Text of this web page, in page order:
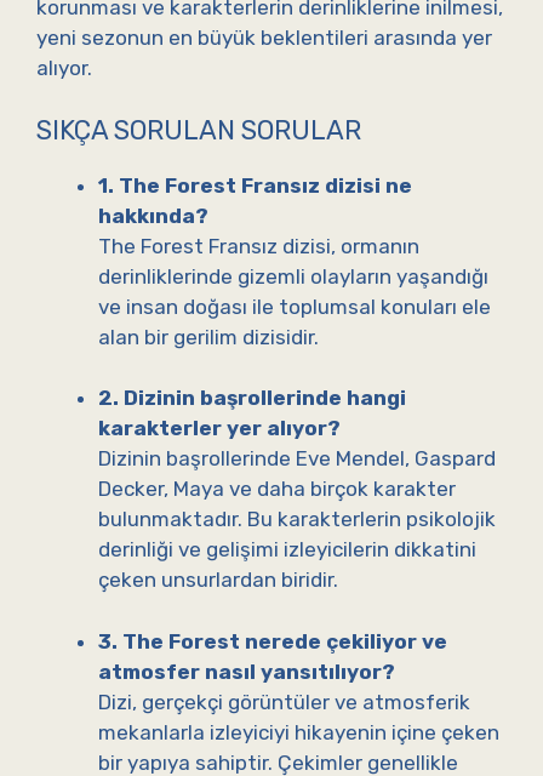
korunması ve karakterlerin derinliklerine inilmesi,
yeni sezonun en büyük beklentileri arasında yer
alıyor.
SIKÇA SORULAN SORULAR
1. The Forest Fransız dizisi ne
hakkında?
The Forest Fransız dizisi, ormanın
derinliklerinde gizemli olayların yaşandığı
ve insan doğası ile toplumsal konuları ele
alan bir gerilim dizisidir.
2. Dizinin başrollerinde hangi
karakterler yer alıyor?
Dizinin başrollerinde Eve Mendel, Gaspard
Decker, Maya ve daha birçok karakter
bulunmaktadır. Bu karakterlerin psikolojik
derinliği ve gelişimi izleyicilerin dikkatini
çeken unsurlardan biridir.
3. The Forest nerede çekiliyor ve
atmosfer nasıl yansıtılıyor?
Dizi, gerçekçi görüntüler ve atmosferik
mekanlarla izleyiciyi hikayenin içine çeken
bir yapıya sahiptir. Çekimler genellikle